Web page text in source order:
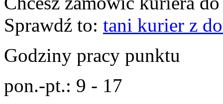
Sprawdź to: tani kurier z
Godziny pracy punktu
pon.-pt.: 9 - 17